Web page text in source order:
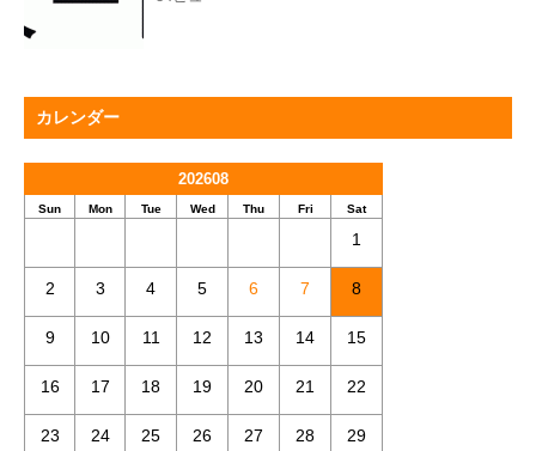
カレンダー
202608
Sun Mon Tue Wed Thu Fri Sat
1
2 3 4 5 6 7 8
9 10 11 12 13 14 15
16 17 18 19 20 21 22
23 24 25 26 27 28 29